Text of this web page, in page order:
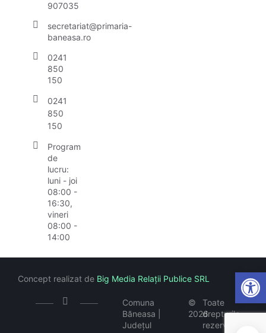
907035
secretariat@primaria-
baneasa.ro
0241
850
150
0241
850
150
Program
de
lucru:
luni - joi
08:00 -
16:30,
vineri
08:00 -
14:00
Comuna
Băneasa |
Județul
©
2026
Toate
drepturile
rezervate
Concept realizat de Big Media Relații Publice SRL